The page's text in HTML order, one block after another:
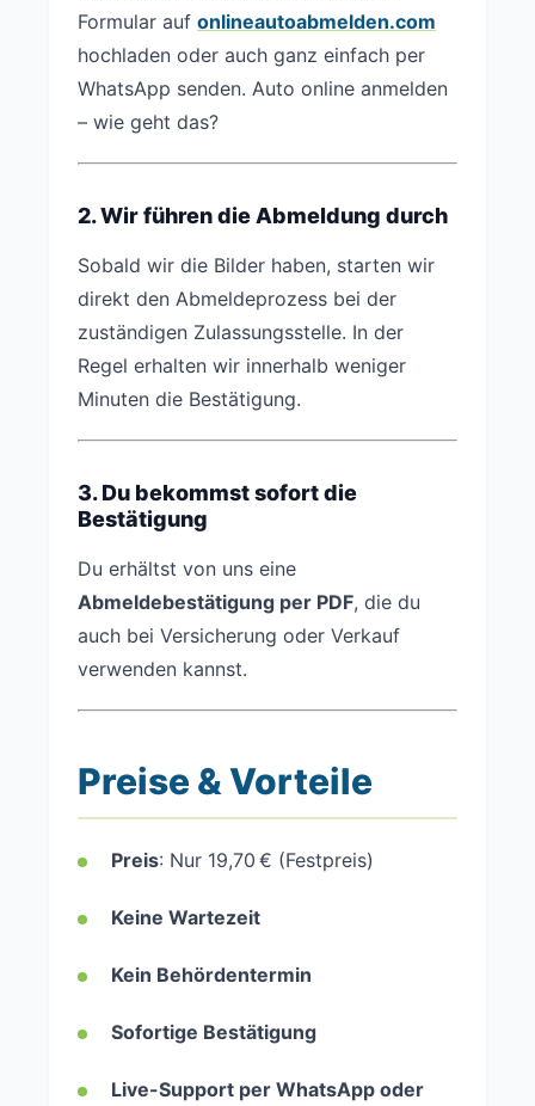
Formular auf onlineautoabmelden.com
hochladen oder auch ganz einfach per
WhatsApp senden. Auto online anmelden
– wie geht das?
2. Wir führen die Abmeldung durch
Sobald wir die Bilder haben, starten wir
direkt den Abmeldeprozess bei der
zuständigen Zulassungsstelle. In der
Regel erhalten wir innerhalb weniger
Minuten die Bestätigung.
3. Du bekommst sofort die
Bestätigung
Du erhältst von uns eine
Abmeldebestätigung per PDF, die du
auch bei Versicherung oder Verkauf
verwenden kannst.
Preise & Vorteile
Preis: Nur 19,70 € (Festpreis)
Keine Wartezeit
Kein Behördentermin
Sofortige Bestätigung
Live-Support per WhatsApp oder